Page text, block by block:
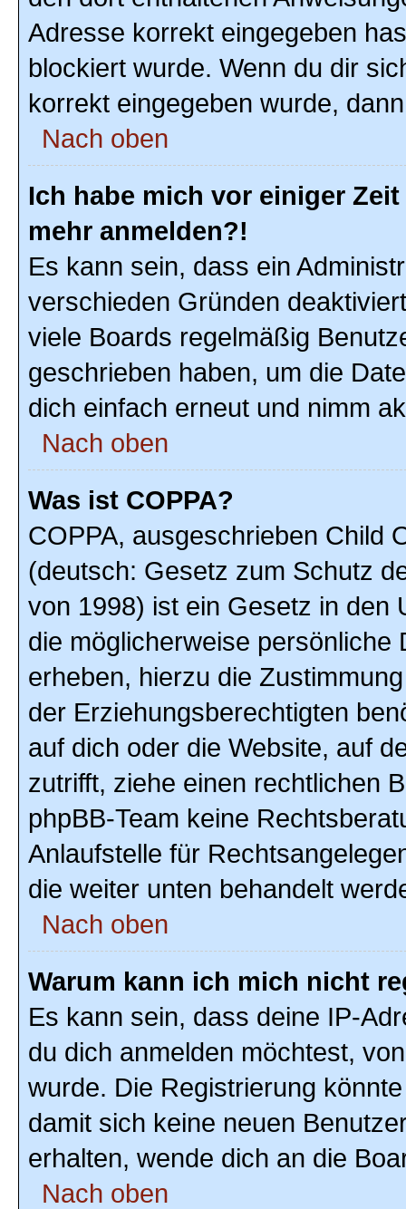
Adresse korrekt eingegeben
blockiert wurde. Wenn du dir
korrekt eingegeben wurde,
Nach oben
Ich habe mich vor einiger
mehr anmelden?!
Es kann sein, dass ein
verschieden Gründen
viele Boards regelmäßig
geschrieben haben, um die
dich einfach erneut und nimm
Nach oben
Was ist COPPA?
COPPA, ausgeschrieben Child
(deutsch: Gesetz zum Schutz
von 1998) ist ein Gesetz in den
die möglicherweise
erheben, hierzu die
der Erziehungsberechtigten
auf dich oder die Website, auf
zutrifft, ziehe einen rechtlichen
phpBB-Team keine
Anlaufstelle für
die weiter unten behandelt
Nach oben
Warum kann ich mich nicht
Es kann sein, dass deine IP-
du dich anmelden möchtest,
wurde. Die Registrierung
damit sich keine neuen
erhalten, wende dich an die
Nach oben